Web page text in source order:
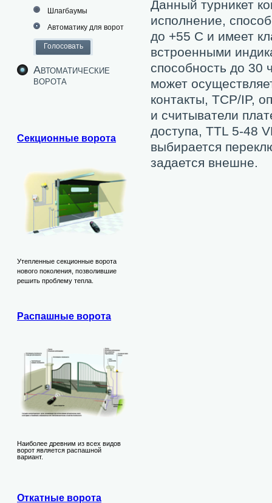
Шлагбаумы
Автоматику для ворот
Автоматические
ворота
Секционные ворота
Утепленные секционные ворота
нового поколения, позволившие
решить проблему тепла.
Распашные ворота
Наиболее древним из всех видов
ворот является распашной
вариант.
Откатные ворота
Данный турникет
исполнение,
до +55 С и имеет
встроенными
способность до 30
может
контакты, TCP/IP,
и считыватели
доступа, TTL 5-48
выбирается
задается внешне.